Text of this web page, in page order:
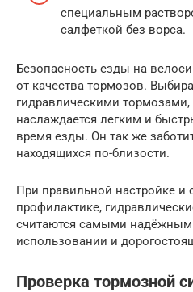
специальным
салфеткой без ворса.
Безопасность езды на
от качества тормозов.
гидравлическими тормозами,
наслаждается легким и
время езды. Он так же
находящихся по-близости.
При правильной настройке и
профилактике,
считаются самыми
использовании и
Проверка тормозной